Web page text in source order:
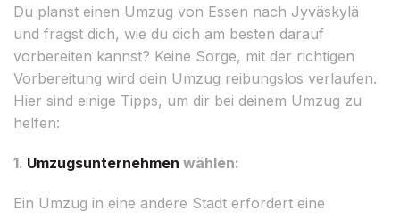
Du planst einen Umzug von Essen nach Jyväskylä
und fragst dich, wie du dich am besten darauf
vorbereiten kannst? Keine Sorge, mit der richtigen
Vorbereitung wird dein Umzug reibungslos verlaufen.
Hier sind einige Tipps, um dir bei deinem Umzug zu
helfen:
1. Umzugsunternehmen wählen:
Ein Umzug in eine andere Stadt erfordert eine